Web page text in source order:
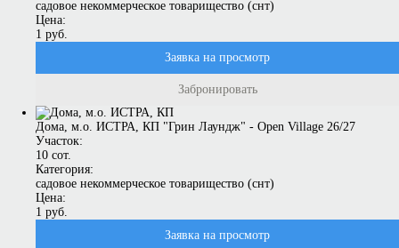
садовое некоммерческое товарищество (снт)
Цена:
1 руб.
Заявка на просмотр
Забронировать
Дома, м.о. ИСТРА, КП "Грин Лаундж" - Open Village 26/27
Участок:
10 сот.
Категория:
садовое некоммерческое товарищество (снт)
Цена:
1 руб.
Заявка на просмотр